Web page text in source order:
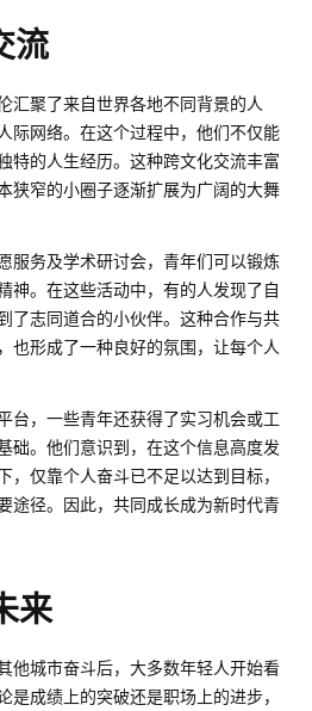
流
汇聚了来自世界各地不同背景的人
际网络。在这个过程中，他们不仅能
特的人生经历。这种跨文化交流丰富
狭窄的小圈子逐渐扩展为广阔的大舞
服务及学术研讨会，青年们可以锻炼
神。在这些活动中，有的人发现了自
了志同道合的小伙伴。这种合作与共
也形成了一种良好的氛围，让每个人
台，一些青年还获得了实习机会或工
础。他们意识到，在这个信息高度发
仅靠个人奋斗已不足以达到目标，
途径。因此，共同成长成为新时代青
来
他城市奋斗后，大多数年轻人开始看
是成绩上的突破还是职场上的进步，